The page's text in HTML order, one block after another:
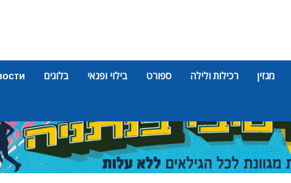
מגזין רכילות ולילה ספורט בילוי ופנאי בלוגים